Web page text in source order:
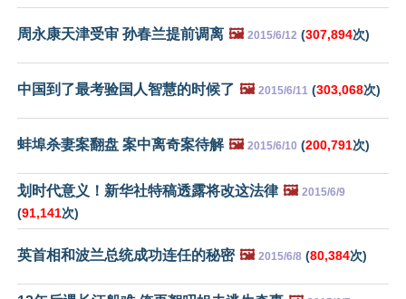
周永康天津受审 孙春兰提前调离 🖼️ 2015/6/12 (307,894次)
中国到了最考验国人智慧的时候了 🖼️ 2015/6/11 (303,068次)
蚌埠杀妻案翻盘 案中离奇案待解 🖼️ 2015/6/10 (200,791次)
划时代意义！新华社特稿透露将改这法律 🖼️ 2015/6/9
(91,141次)
英首相和波兰总统成功连任的秘密 🖼️ 2015/6/8 (80,384次)